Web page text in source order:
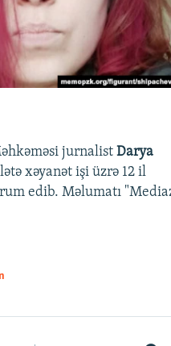
jurnalist Darya
xəyanət işi üzrə 12 il
edib. Məlumatı